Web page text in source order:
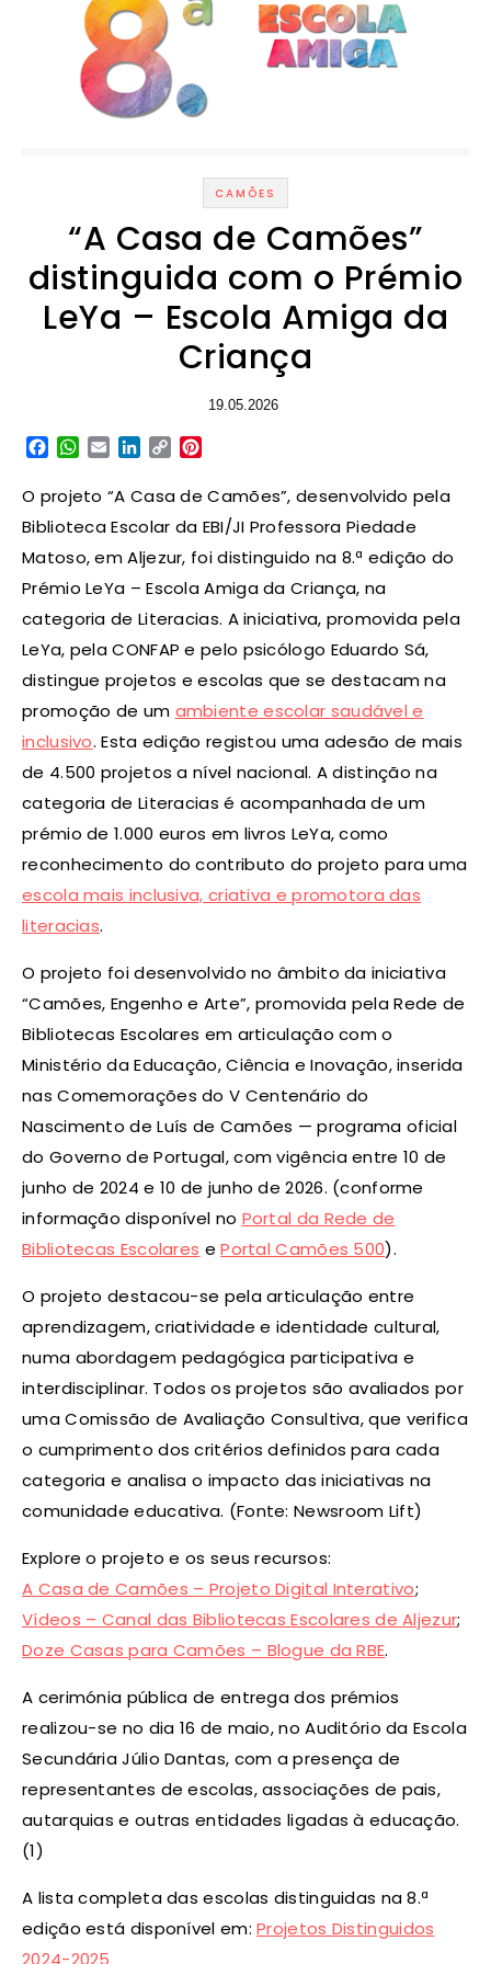
CAMÕES
“A Casa de Camões”
distinguida com o Prémio
LeYa – Escola Amiga da
Criança
19.05.2026
Facebook
WhatsApp
EmailLinkedIn
Copy
O projeto “A Casa de Camões”, desenvolvido pela
Biblioteca Escolar da EBI/JI Professora Piedade
Matoso, em Aljezur, foi distinguido na 8.ª edição do
Prémio LeYa – Escola Amiga da Criança, na
categoria de Literacias. A iniciativa, promovida pela
LeYa, pela CONFAP e pelo psicólogo Eduardo Sá,
distingue projetos e escolas que se destacam na
promoção de um ambiente escolar saudável e
inclusivo. Esta edição registou uma adesão de mais
de 4.500 projetos a nível nacional. A distinção na
categoria de Literacias é acompanhada de um
prémio de 1.000 euros em livros LeYa, como
reconhecimento do contributo do projeto para uma
escola mais inclusiva, criativa e promotora das
literacias.
O projeto foi desenvolvido no âmbito da iniciativa
“Camões, Engenho e Arte”, promovida pela Rede de
Bibliotecas Escolares em articulação com o
Ministério da Educação, Ciência e Inovação, inserida
nas Comemorações do V Centenário do
Nascimento de Luís de Camões — programa oficial
do Governo de Portugal, com vigência entre 10 de
junho de 2024 e 10 de junho de 2026. (conforme
informação disponível no Portal da Rede de
Bibliotecas Escolares ePortal Camões 500).
O projeto destacou-se pela articulação entre
aprendizagem, criatividade e identidade cultural,
numa abordagem pedagógica participativa e
interdisciplinar. Todos os projetos são avaliados por
uma Comissão de Avaliação Consultiva, que verifica
o cumprimento dos critérios definidos para cada
categoria e analisa o impacto das iniciativas na
comunidade educativa. (Fonte: Newsroom Lift)
Explore o projeto e os seus recursos:
A Casa de Camões – Projeto Digital Interativo;
Vídeos – Canal das Bibliotecas Escolares de Aljezur;
Doze Casas para Camões – Blogue da RBE.
A cerimónia pública de entrega dos prémios
realizou-se no dia 16 de maio, no Auditório da Escola
Secundária Júlio Dantas, com a presença de
representantes de escolas, associações de pais,
autarquias e outras entidades ligadas à educação.
(1)
A lista completa das escolas distinguidas na 8.ª
edição está disponível em:Projetos Distinguidos